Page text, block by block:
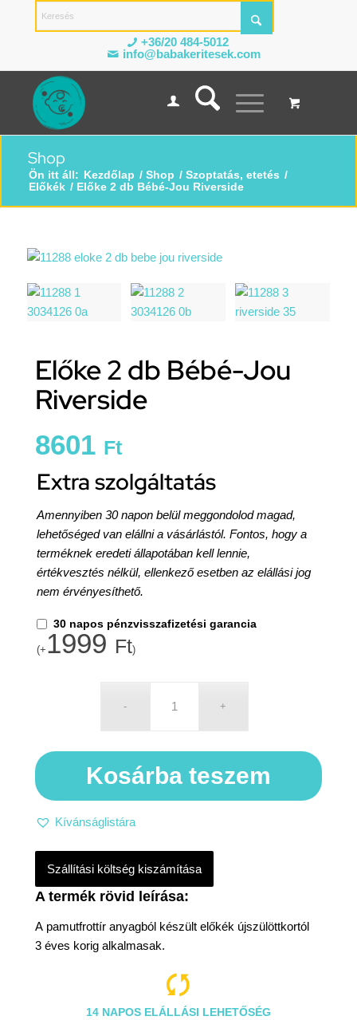
+36/20 484-5012
info@babakeritesek.com
Shop
Ön itt áll: Kezdőlap / Shop / Szoptatás, etetés /
Előkék / Előke 2 db Bébé-Jou Riverside
Előke 2 db Bébé-Jou
Riverside
8601 Ft
A pamutfrottír anyagból készült előkék újszülöttkortól
3 éves korig alkalmasak.
Extra szolgáltatás
Amennyiben 30 napon belül meggondolod magad,
lehetőséged van elállni a vásárlástól. Fontos, hogy a
terméknek eredeti állapotában kell lennie,
értékvesztés nélkül, ellenkező esetben az elállási jog
nem érvényesíthető.
30 napos pénzvisszafizetési garancia
(+ 1999 Ft)
Kosárba teszem
Kívánságlistára
Szállítási költség kiszámítása

14 NAPOS ELÁLLÁSI LEHETŐSÉG